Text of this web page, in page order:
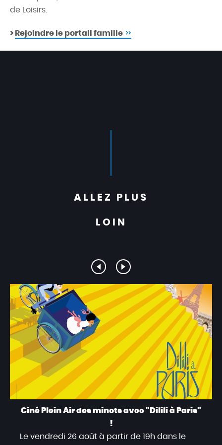
de Loisirs.
>Rejoindre le portail famille
ALLEZ PLUS
LOIN
Ciné Plein Air des minots avec "Dilili à Paris"
!
Le vendredi 26 août à partir de 19h dans le